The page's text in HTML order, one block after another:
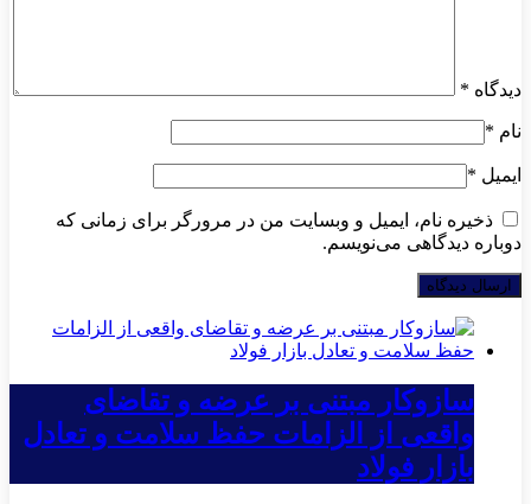
دیدگاه *
نام *
ایمیل *
ذخیره نام، ایمیل و وبسایت من در مرورگر برای زمانی که
دوباره دیدگاهی می‌نویسم.
سازوکار مبتنی بر عرضه و تقاضای
واقعی از الزامات حفظ سلامت و تعادل
بازار فولاد